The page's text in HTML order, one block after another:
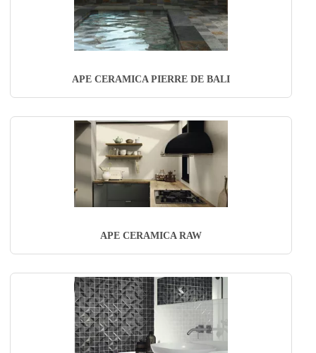
APE CERAMICA PIERRE DE BALI
APE CERAMICA RAW